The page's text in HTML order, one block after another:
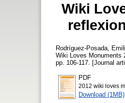
Wiki
Rodríguez-Posada,
Wiki Loves Monuments
pp. 106-117. [Journal
PDF
2012 wiki loves
Download (1MB)